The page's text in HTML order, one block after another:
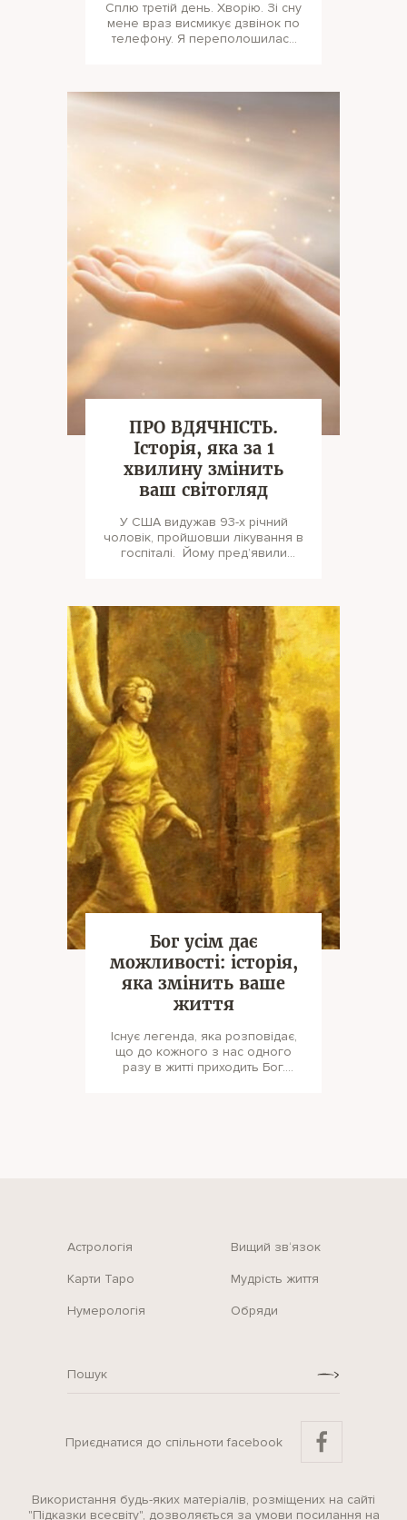
Сплю третій день. Хворію. Зі сну
мене враз висмикує дзвінок по
телефону. Я переполошилася
ПРО ВДЯЧНІСТЬ.
Історія, яка за 1
хвилину змінить
ваш світогляд
У CША видужав 93-х річний
чоловік, пройшовши лікування в
госпіталі. Йому пред’явили
Бог усім дає
можливості: історія,
яка змінить ваше
життя
Існує легенда, яка розповідає,
що до кожного з нас одного
разу в житті приходить Бог.
Астрологія Вищий зв‘язок
Карти Таро Мудрість життя
Нумерологія Обряди
Приєднатися до спільноти facebook
Використання будь-яких матеріалів, розміщених на сайті
"Підказки всесвіту", дозволяється за умови посилання на